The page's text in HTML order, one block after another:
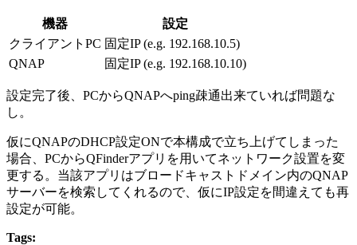
機器
設定
クライアントPC 固定IP (e.g. 192.168.10.5)
QNAP
固定IP (e.g. 192.168.10.10)
設定完了後、PCからQNAPへping疎通出来ていれば問題な
し。
仮にQNAPのDHCP設定ONで本構成で立ち上げてしまった
場合、PCからQFinderアプリを用いてネットワーク設置を変
更する。当該アプリはブロードキャストドメイン内のQNAP
サーバーを検索してくれるので、仮にIP設定を間違えても再
設定が可能。
Tags: